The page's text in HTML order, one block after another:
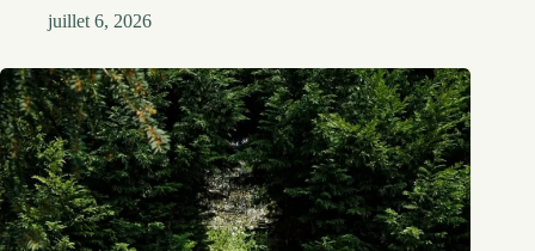
juillet 6, 2026